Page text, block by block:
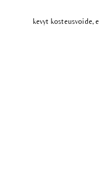
kevyt kosteusvoide,